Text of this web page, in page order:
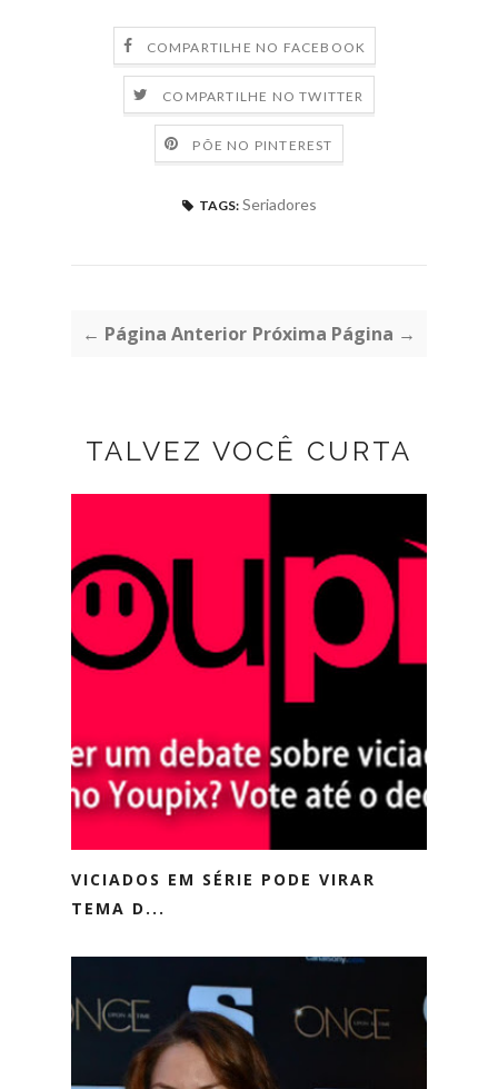
COMPARTILHE NO FACEBOOK
COMPARTILHE NO TWITTER
PÕE NO PINTEREST
TAGS: Seriadores
← Página Anterior Próxima Página →
TALVEZ VOCÊ CURTA
VICIADOS EM SÉRIE PODE VIRAR
TEMA D...